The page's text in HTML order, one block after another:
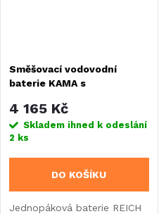
Směšovací vodovodní
baterie KAMA s
4 165 Kč
Skladem ihned k odeslání
2 ks
DO KOŠÍKU
Jednopáková baterie REICH